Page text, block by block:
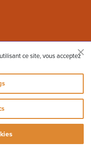
ce site, vous acceptez